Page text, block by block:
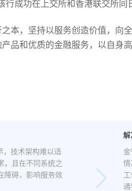
行成功在上交所和香港联交所同
本，坚持以服务创造价值，向
品和优质的金融服务，以自身
，技术架构难以适
，且在不同系统之
障碍，影响服务效
解
金
情
通